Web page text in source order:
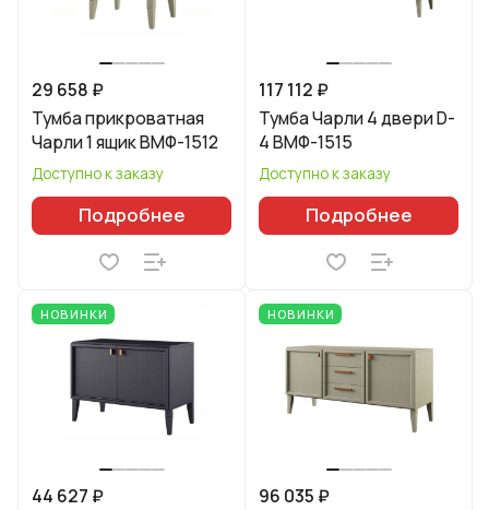
29 658 ₽
Тумба прикроватная
Чарли 1 ящик ВМФ-1512
Доступно к заказу
Подробнее
117 112 ₽
Тумба Чарли 4 двери D-
4 ВМФ-1515
Доступно к заказу
Подробнее
НОВИНКИ
44 627 ₽
НОВИНКИ
96 035 ₽